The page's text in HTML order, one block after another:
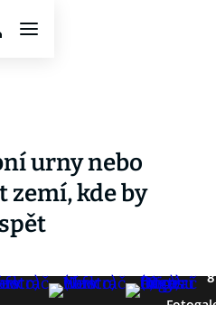
urny nebo
zemí, kde by
8